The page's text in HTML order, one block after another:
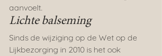
aanvoelt.
Lichte balseming
Sinds de wijziging op de Wet op de
Lijkbezorging in 2010 is het ook